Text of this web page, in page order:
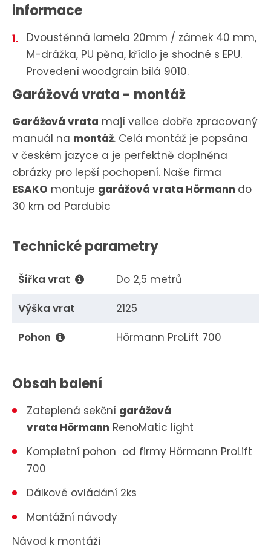
informace
Dvoustěnná lamela 20mm / zámek 40 mm,
M-drážka, PU pěna, křídlo je shodné s EPU.
Provedení woodgrain bílá 9010.
Garážová vrata - montáž
Garážová vrata mají velice dobře zpracovaný
manuál na montáž. Celá montáž je popsána
v českém jazyce a je perfektně doplněna
obrázky pro lepší pochopení. Naše firma
ESAKO montuje garážová vrata Hörmann do
30 km od Pardubic
Technické parametry
Šířka vrat
Do 2,5 metrů
Výška vrat
2125
Pohon
Hörmann ProLift 700
Obsah balení
Zateplená sekční garážová
vrata Hörmann RenoMatic light
Kompletní pohon od firmy Hörmann ProLift
700
Dálkové ovládání 2ks
Montážní návody
Návod k montáži